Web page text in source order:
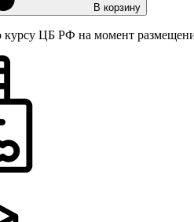
В корзину
курсу ЦБ РФ на момент